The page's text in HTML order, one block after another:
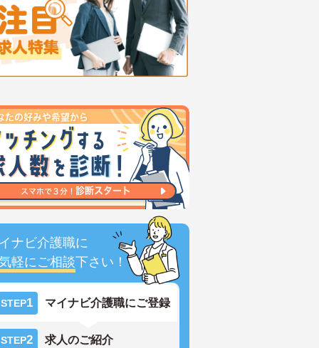
ナビ介護職に
軽にご相談下さい！
STEP1 マイナビ介護職にご登録
STEP2 求人のご紹介